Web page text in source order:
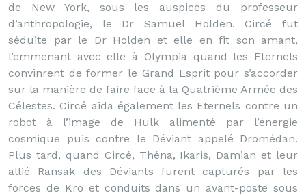
de New York, sous les auspices du professeur
d’anthropologie, le Dr Samuel Holden. Circé fut
séduite par le Dr Holden et elle en fit son amant,
l’emmenant avec elle à Olympia quand les Eternels
convinrent de former le Grand Esprit pour s’accorder
sur la manière de faire face à la Quatrième Armée des
Célestes. Circé aida également les Eternels contre un
robot à l’image de Hulk alimenté par l’énergie
cosmique puis contre le Déviant appelé Dromédan.
Plus tard, quand Circé, Théna, Ikaris, Damian et leur
allié Ransak des Déviants furent capturés par les
forces de Kro et conduits dans un avant-poste sous